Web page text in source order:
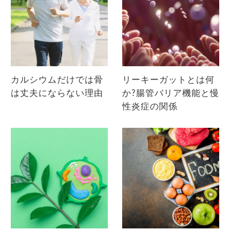
カルシウムだけでは骨
は丈夫にならない理由
リーキーガットとは何
か?腸管バリア機能と慢
性炎症の関係